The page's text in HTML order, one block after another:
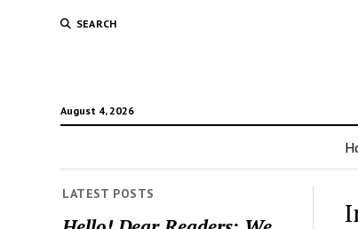
SEARCH
August 4, 2026
LATEST POSTS